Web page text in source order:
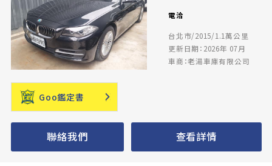
電洽
台北市/2015/1.1萬公里
更新日期：2026年 07月
車商：老湯車庫有限公司
Goo鑑定書
聯絡我們 查看詳情